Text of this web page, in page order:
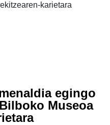
egingo
Museoa